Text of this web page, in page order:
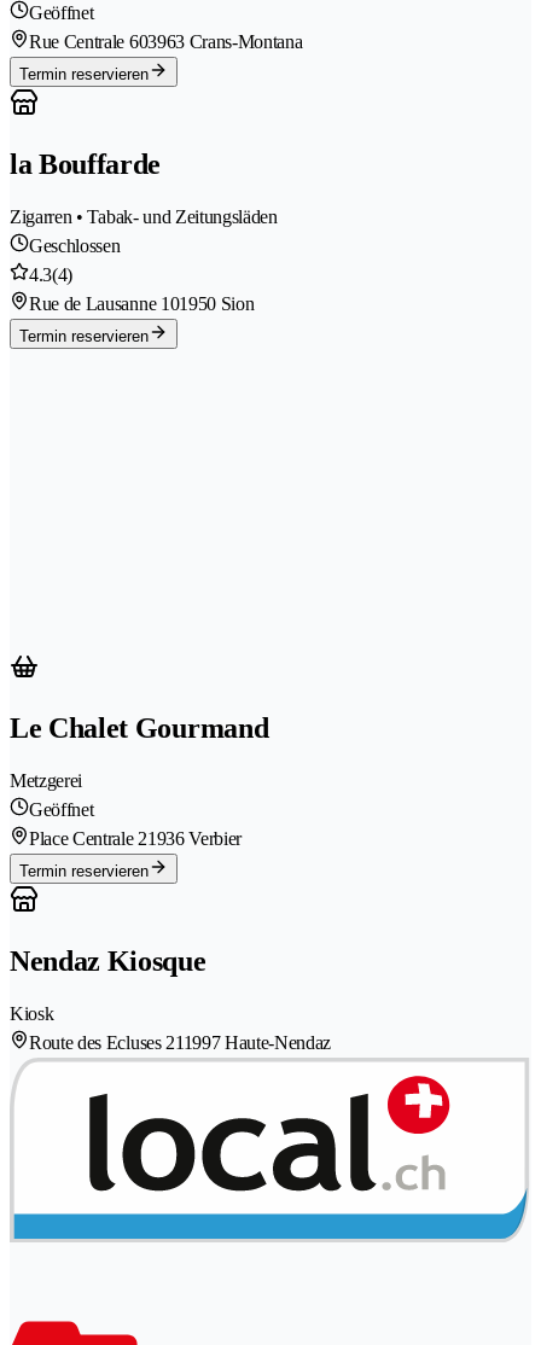
Geöffnet
Rue Centrale 603963 Crans-Montana
Termin reservieren
la Bouffarde
Zigarren • Tabak- und Zeitungsläden
Geschlossen
4.3(4)
Rue de Lausanne 101950 Sion
Termin reservieren
Le Chalet Gourmand
Metzgerei
Geöffnet
Place Centrale 21936 Verbier
Termin reservieren
Nendaz Kiosque
Kiosk
Route des Ecluses 211997 Haute-Nendaz